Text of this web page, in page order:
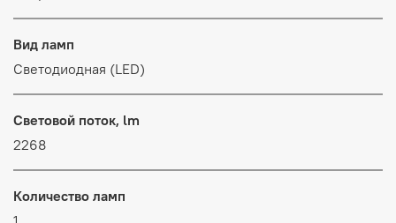
Вид ламп
Светодиодная (LED)
Световой поток, lm
2268
Количество ламп